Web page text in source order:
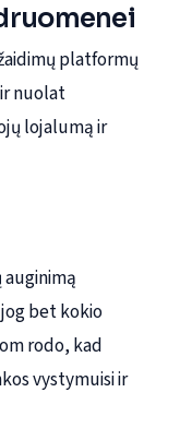
platformų
nuolat
lojalumą ir
bet kokio
rodo, kad
vystymuisi ir